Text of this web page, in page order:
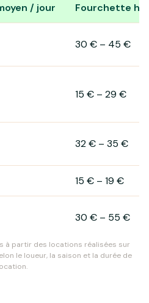
/ jour Fourchette
30 € – 45 €
15 € – 29 €
32 € – 35 €
15 € – 19 €
30 € – 55 €
à partir des locations réalisées sur
le loueur, la saison et la durée de